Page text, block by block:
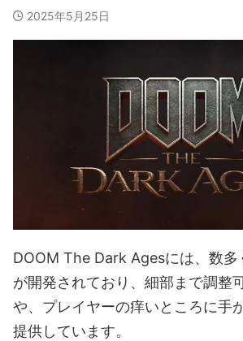
2025年5月25日
DOOM The Dark Agesには、数多
が開発されており、細部まで調整
や、プレイヤーの痒いところに手
提供しています。